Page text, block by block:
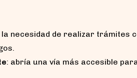
la necesidad de realizar trámites
: abría una vía más accesible